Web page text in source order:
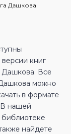
Дашкова
книг
Дашкова. Все
можно
в формате
В нашей
найдете